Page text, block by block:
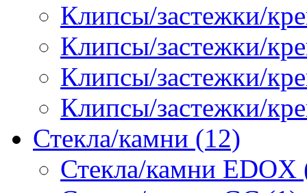
Клипсы/застежки/
Клипсы/застежки/
Клипсы/застежки/
Клипсы/застежки/
Стекла/камни (12)
Стекла/камни EDOX